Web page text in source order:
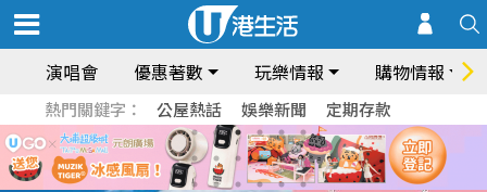
演唱會 優惠著數 玩樂情報 購物情報
熱門關鍵字： 公屋熱話 娛樂新聞 定期存款